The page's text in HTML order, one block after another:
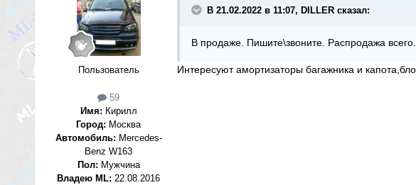
Пользователь
59
Имя: Кирилл
Город: Москва
Автомобиль: Mercedes-
Benz W163
Пол: Мужчина
Владею ML: 22.08.2016
В 21.02.2022 в 11:07, DILLER сказал:
В продаже. Пишите\звоните. Распродажа всего.
Интересуют амортизаторы багажника и